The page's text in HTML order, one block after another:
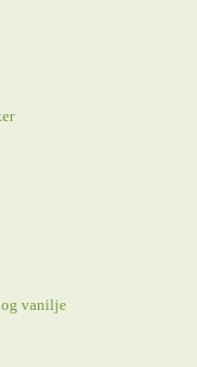
vanilje